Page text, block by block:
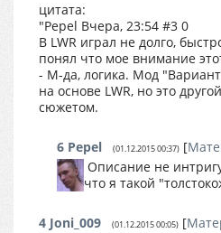
цитата:
"Pepel Вчера, 23:54 #3 0
В LWR играл не долго,
понял что мое внимание
- М-да, логика. Мод
на основе LWR, но это
сюжетом.
6 Pepel (01.12.2015 00:37) [
Описание не
что я такой
4 Joni_009 (01.12.2015 00:05) [